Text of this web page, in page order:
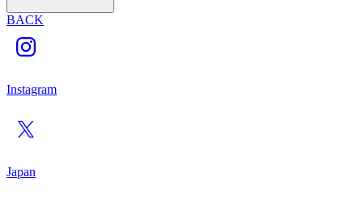
BACK
Instagram
Japan